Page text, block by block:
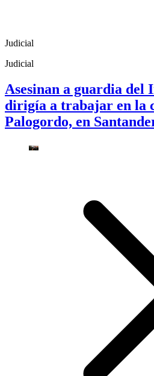
Judicial
Judicial
Asesinan a guardia del
dirigía a trabajar en la
Palogordo, en